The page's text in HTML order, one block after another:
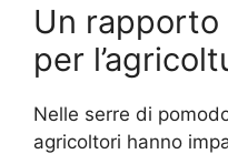
Un
per
Nelle serre di
agricoltori hanno